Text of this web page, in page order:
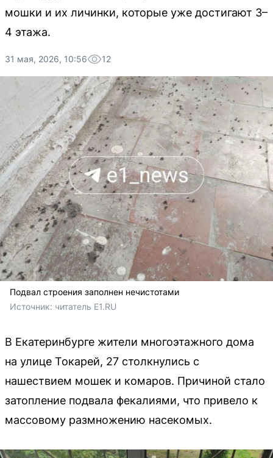
мошки и их личинки, которые уже достигают 3–
4 этажа.
31 мая, 2026, 10:56 12
Подвал строения заполнен нечистотами
Источник: читатель E1.RU
В Екатеринбурге жители многоэтажного дома
на улице Токарей, 27 столкнулись с
нашествием мошек и комаров. Причиной стало
затопление подвала фекалиями, что привело к
массовому размножению насекомых.